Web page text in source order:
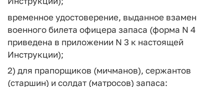
временное удостоверение, выданное взамен
военного билета офицера запаса (форма N 4
приведена в приложении N 3 к настоящей
Инструкции);
2) для прапорщиков (мичманов), сержантов
(старшин) и солдат (матросов) запаса: